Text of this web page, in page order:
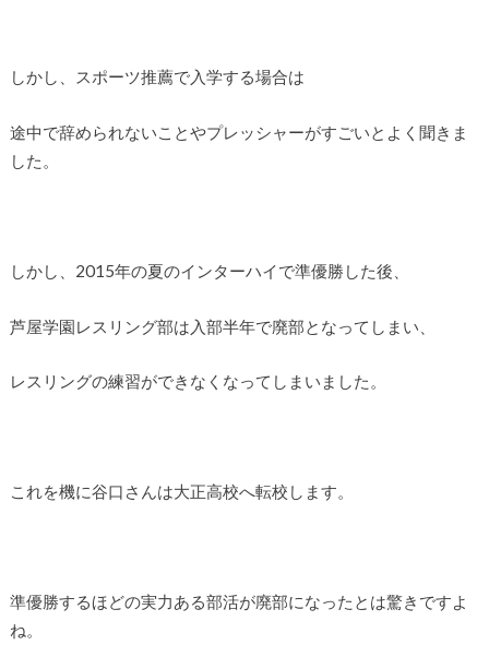
しかし、スポーツ推薦で入学する場合は
途中で辞められないことやプレッシャーがすごいとよく聞きま
した。
しかし、2015年の夏のインターハイで準優勝した後、
芦屋学園レスリング部は入部半年で廃部となってしまい、
レスリングの練習ができなくなってしまいました。
これを機に谷口さんは大正高校へ転校します。
準優勝するほどの実力ある部活が廃部になったとは驚きですよ
ね。